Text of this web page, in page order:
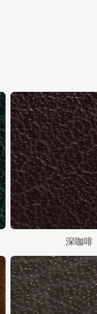
深咖啡